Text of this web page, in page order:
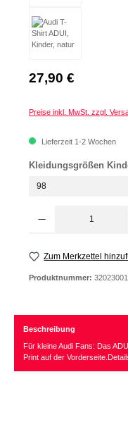
Regulärer Preis:
27,90 €
Preise inkl. MwSt. zzgl.
Lieferzeit 1-2 Wochen
Kleidungsgrößen
Zum Merkzettel
Produktnummer:
Beschreibung
Für kleine Audi Fans: Das
Print auf der